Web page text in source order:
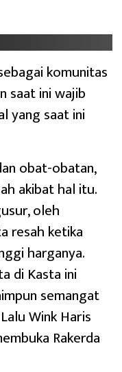
komunitas
saat ini wajib
yang saat ini
obat-obatan,
akibat hal itu.
oleh
resah ketika
harganya.
di Kasta ini
semangat
Wink Haris
Rakerda